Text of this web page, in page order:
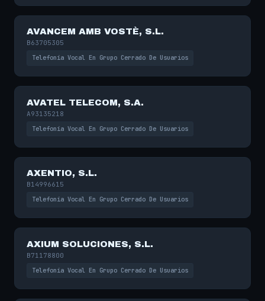
AVANCEM AMB VOSTÈ, S.L.
B63705305
Telefonía Vocal En Grupo Cerrado De Usuarios
AVATEL TELECOM, S.A.
A93135218
Telefonía Vocal En Grupo Cerrado De Usuarios
AXENTIO, S.L.
B14996615
Telefonía Vocal En Grupo Cerrado De Usuarios
AXIUM SOLUCIONES, S.L.
B71178800
Telefonía Vocal En Grupo Cerrado De Usuarios